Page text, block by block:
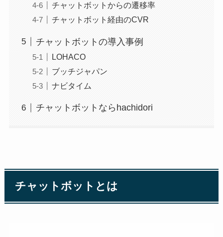
チャットボットからの遷移率
チャットボット経由のCVR
チャットボットの導入事例
LOHACO
ブッチジャパン
ナビタイム
チャットボットならhachidori
チャットボットとは